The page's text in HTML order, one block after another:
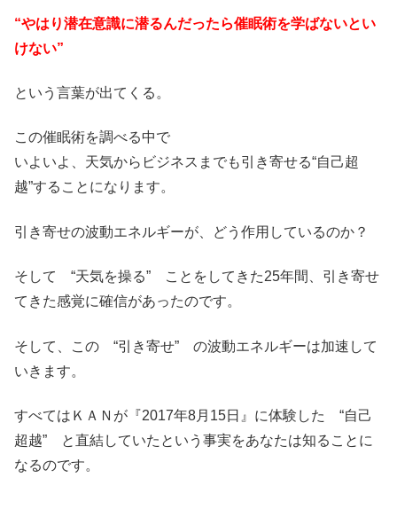
“やはり潜在意識に潜るんだったら催眠術を学ばないとい
けない”
という言葉が出てくる。
この催眠術を調べる中で
いよいよ、天気からビジネスまでも引き寄せる“自己超
越”することになります。
引き寄せの波動エネルギーが、どう作用しているのか？
そして “天気を操る” ことをしてきた25年間、引き寄せ
てきた感覚に確信があったのです。
そして、この “引き寄せ” の波動エネルギーは加速して
いきます。
すべてはＫＡＮが『2017年8月15日』に体験した “自己
超越” と直結していたという事実をあなたは知ることに
なるのです。